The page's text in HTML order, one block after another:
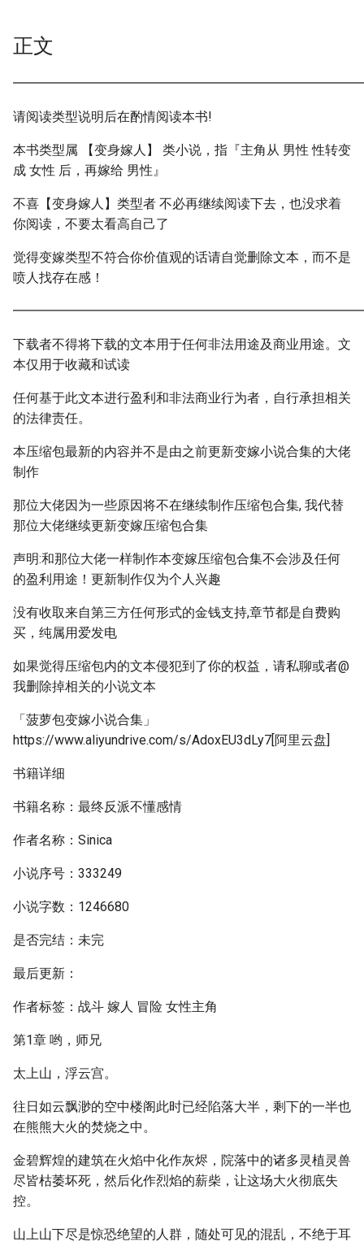
正文
请阅读类型说明后在酌情阅读本书!
本书类型属 【变身嫁人】 类小说，指『主角从 男性 性转变
成 女性 后，再嫁给 男性』
不喜【变身嫁人】类型者 不必再继续阅读下去，也没求着
你阅读，不要太看高自己了
觉得变嫁类型不符合你价值观的话请自觉删除文本，而不是
喷人找存在感！
下载者不得将下载的文本用于任何非法用途及商业用途。文
本仅用于收藏和试读
任何基于此文本进行盈利和非法商业行为者，自行承担相关
的法律责任。
本压缩包最新的内容并不是由之前更新变嫁小说合集的大佬
制作
那位大佬因为一些原因将不在继续制作压缩包合集, 我代替
那位大佬继续更新变嫁压缩包合集
声明:和那位大佬一样制作本变嫁压缩包合集不会涉及任何
的盈利用途！更新制作仅为个人兴趣
没有收取来自第三方任何形式的金钱支持,章节都是自费购
买，纯属用爱发电
如果觉得压缩包内的文本侵犯到了你的权益，请私聊或者@
我删除掉相关的小说文本
「菠萝包变嫁小说合集」
https://www.aliyundrive.com/s/AdoxEU3dLy7[阿里云盘]
书籍详细
书籍名称：最终反派不懂感情
作者名称：Sinica
小说序号：333249
小说字数：1246680
是否完结：未完
最后更新：
作者标签：战斗 嫁人 冒险 女性主角
第1章 哟，师兄
太上山，浮云宫。
往日如云飘渺的空中楼阁此时已经陷落大半，剩下的一半也
在熊熊大火的焚烧之中。
金碧辉煌的建筑在火焰中化作灰烬，院落中的诸多灵植灵兽
尽皆枯萎坏死，然后化作烈焰的薪柴，让这场大火彻底失
控。
山上山下尽是惊恐绝望的人群，随处可见的混乱，不绝于耳